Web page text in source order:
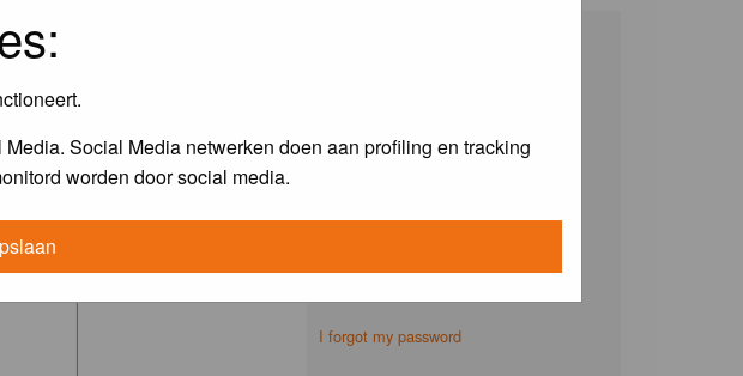
Social Media netwerken doen aan profiling en tracking
worden door social media.
I forgot my password